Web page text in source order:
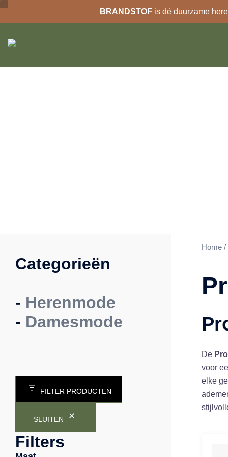
BRANDSTOFis dé duurzame
naar
inhoud
Home /
De
voor
elke
Categorieën
- Herenmode
- Damesmode
FILTER PRODUCTEN
SLUITEN
Filters